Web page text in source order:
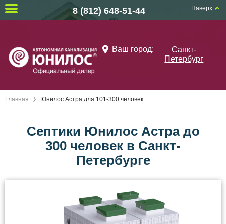
Ваш город:
Санкт-
Петербург
Главная Юнилос Астра для 101-300 человек
Септики Юнилос Астра до
300 человек в Санкт-
Петербурге
Наверх
8 (812) 648-51-44